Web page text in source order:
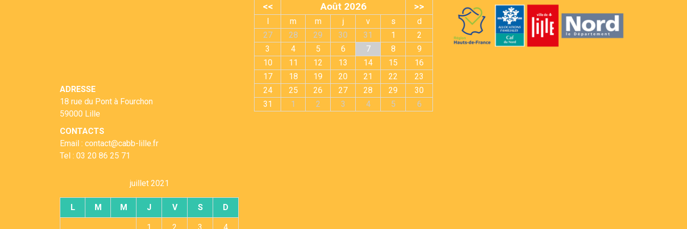
ADRESSE
18 rue du Pont à Fourchon
59000 Lille
CONTACTS
Email : contact@cabb-lille.fr
Tel : 03 20 86 25 71
juillet 2021
L M M J V S D
<< Août 2026 >>
l m m j v s
d
27
28 29 30 31 1
2
3
4 5 6 7 8
9
10
11 12 13 14 15
16
17
18 19 20 21 22
23
24
25 26 27 28 29
30
31
1 2 3 4 5 6